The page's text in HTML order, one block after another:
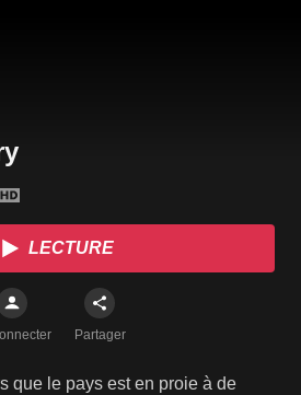
LECTURE
Partager
que le pays est en proie à de